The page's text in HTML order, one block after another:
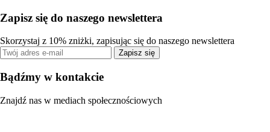
Zapisz się do naszego newslettera
Skorzystaj z 10% zniżki, zapisując się do naszego newslettera
Zapisz się
Bądźmy w kontakcie
Znajdź nas w mediach społecznościowych